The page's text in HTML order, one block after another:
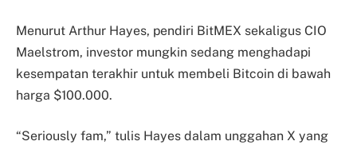
Menurut Arthur Hayes, pendiri BitMEX sekaligus CIO
Maelstrom, investor mungkin sedang menghadapi
kesempatan terakhir untuk membeli Bitcoin di bawah
harga $100.000.
“Seriously fam,” tulis Hayes dalam unggahan X yang